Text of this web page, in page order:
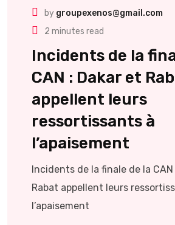
by groupexenos@gmail.com
2 minutes read
Incidents de la
CAN : Dakar et
appellent leurs
ressortissants à
l’apaisement
Incidents de la finale de la CAN
Rabat appellent leurs
l’apaisement